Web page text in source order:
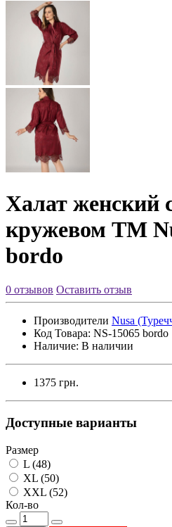
Халат женский
кружевом ТМ
bordo
0 отзывов Оставить отзыв
Производители Nusa
Код Товара: NS-15065 bordo
Наличие: В наличии
1375 грн.
Доступные варианты
Размер
L (48)
XL (50)
XXL (52)
Кол-во